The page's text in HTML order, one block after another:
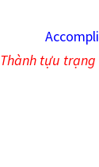
Thành tựu